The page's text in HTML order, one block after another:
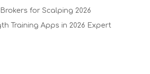
for Scalping 2026
Training Apps in 2026 Expert